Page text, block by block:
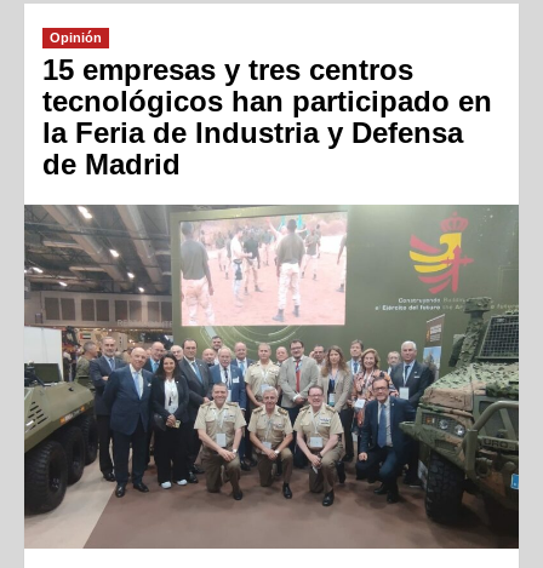
Opinión
15 empresas y tres centros
tecnológicos han participado en
la Feria de Industria y Defensa
de Madrid